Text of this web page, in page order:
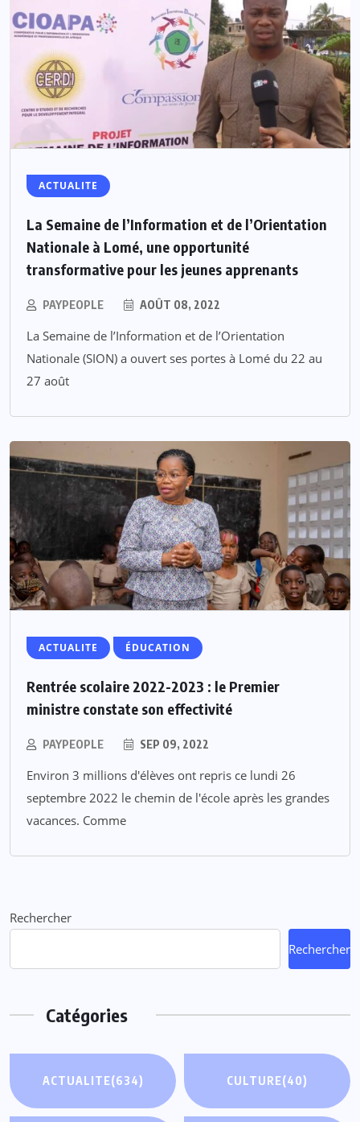
ACTUALITE
La Semaine de l’Information et de l’Orientation
Nationale à Lomé, une opportunité
transformative pour les jeunes apprenants
PAYPEOPLE AOÛT 08, 2022
La Semaine de l’Information et de l’Orientation
Nationale (SION) a ouvert ses portes à Lomé du 22 au
27 août
ACTUALITE ÉDUCATION
Rentrée scolaire 2022-2023 : le Premier
ministre constate son effectivité
PAYPEOPLE SEP 09, 2022
Environ 3 millions d'élèves ont repris ce lundi 26
septembre 2022 le chemin de l'école après les grandes
vacances. Comme
Rechercher
Rechercher
Catégories
ACTUALITE(634) CULTURE(40)